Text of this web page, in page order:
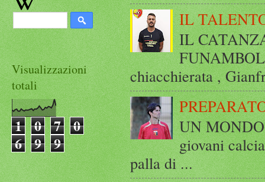
IL
IL
chiacchierata ,
UN
giovani
palla di ...
Visualizzazioni
totali
1 0 7 0
6 9 9